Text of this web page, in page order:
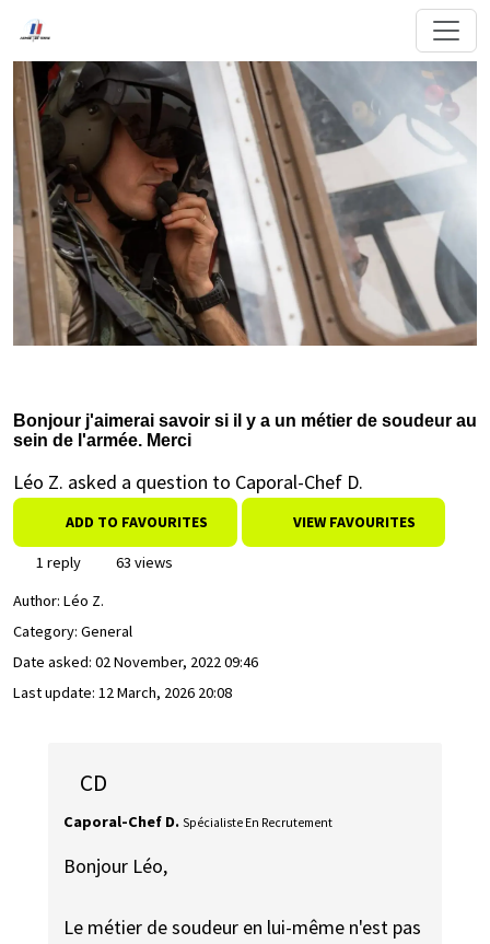
Bonjour j'aimerai savoir si il y a un métier de soudeur au
sein de l'armée. Merci
Léo Z. asked a question to Caporal-Chef D.
ADD TO FAVOURITES VIEW FAVOURITES
1 reply
63 views
Author: Léo Z.
Category: General
Date asked: 02 November, 2022 09:46
Last update: 12 March, 2026 20:08
CD
Caporal-Chef D. Spécialiste En Recrutement
Bonjour Léo,
Le métier de soudeur en lui-même n'est pas